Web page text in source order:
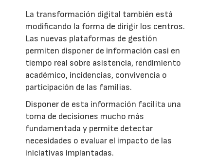
La transformación digital también está
modificando la forma de dirigir los centros.
Las nuevas plataformas de gestión
permiten disponer de información casi en
tiempo real sobre asistencia, rendimiento
académico, incidencias, convivencia o
participación de las familias.
Disponer de esta información facilita una
toma de decisiones mucho más
fundamentada y permite detectar
necesidades o evaluar el impacto de las
iniciativas implantadas.